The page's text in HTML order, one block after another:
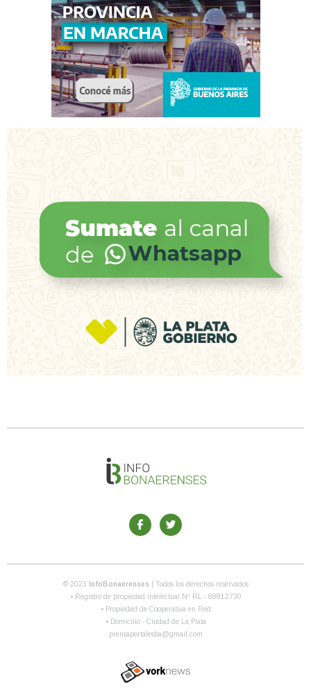
© 2023 InfoBonaerenses
| Todos los derechos reservados
• Registro de propiedad intelectual Nº RL - 88812730
• Propiedad de Cooperativa en Red
• Domicilio - Ciudad de La Plata
prensaportalesba@gmail.com